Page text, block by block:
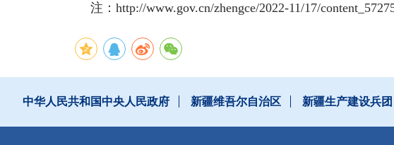
注：http://www.gov.cn/zhengce/2022-11/17/
中华人民共和国中央人民政府 新疆维吾尔自治区 新疆生产建设兵团